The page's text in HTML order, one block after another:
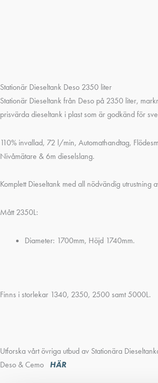
Stationär Dieseltank Deso 2350 liter
Stationär Dieseltank från Deso på 2350 liter,
prisvärda dieseltank i plast som är godkänd för
110% invallad, 72 l/min, Automathandtag,
Nivåmätare & 6m dieselslang.
Komplett Dieseltank med all nödvändig utrustning
Mått 2350L:
Diameter: 1700mm, Höjd 1740mm.
Finns i storlekar 1340, 2350, 2500 samt 5000L.
Utforska vårt övriga utbud av Stationära
Deso & Cemo HÄR